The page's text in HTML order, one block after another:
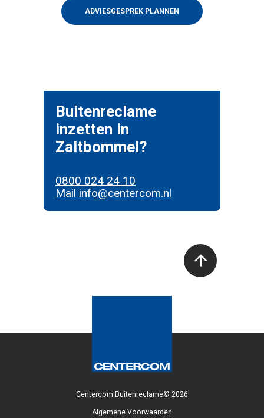
ADVIESGESPREK PLANNEN
Buitenreclame
inzetten in
Zaltbommel?
0800 024 24 10
Mail info@centercom.nl
Centercom Buitenreclame© 2026
Algemene Voorwaarden